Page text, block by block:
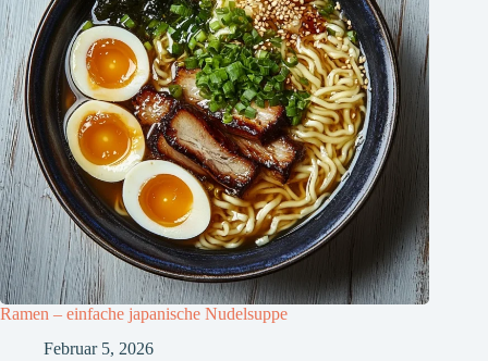
Ramen – einfache japanische Nudelsuppe
Februar 5, 2026